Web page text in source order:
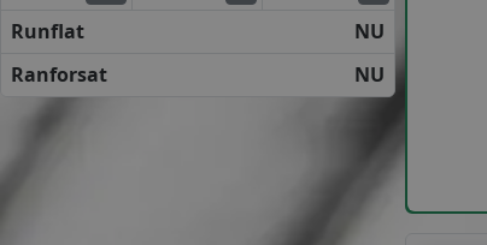
Runflat
NU
Ranforsat
NU